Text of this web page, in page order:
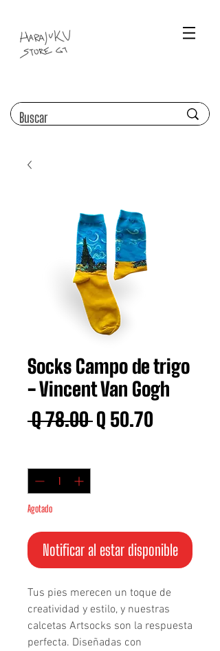
Socks Campo de trigo
- Vincent Van Gogh
Q 78.00 Precio
Q 50.70
Agotado
Notificar al estar disponible
Tus pies merecen un toque de
creatividad y estilo, y nuestras
calcetas Artsocks son la respuesta
perfecta. Diseñadas con